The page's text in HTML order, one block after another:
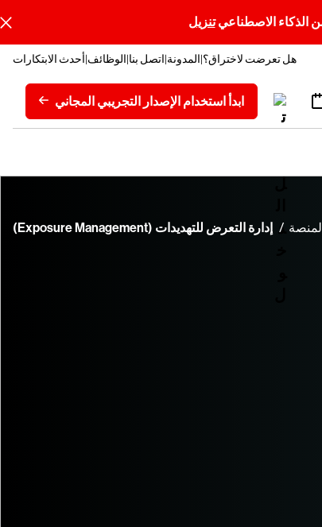
تنزيل
هل تعرضت لاختراق؟ المدونة اتصل بنا الوظائف أحدث الابتكارات
ابدأ استخدام الإصدار التجريبي المجاني
المنصة إدارة التعرض للتهديدات (Exposure Management)